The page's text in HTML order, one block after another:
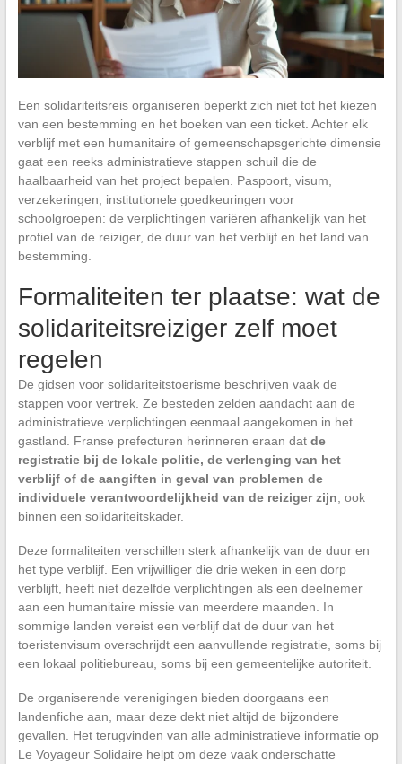
Een solidariteitsreis organiseren beperkt zich niet tot het kiezen
van een bestemming en het boeken van een ticket. Achter elk
verblijf met een humanitaire of gemeenschapsgerichte dimensie
gaat een reeks administratieve stappen schuil die de
haalbaarheid van het project bepalen. Paspoort, visum,
verzekeringen, institutionele goedkeuringen voor
schoolgroepen: de verplichtingen variëren afhankelijk van het
profiel van de reiziger, de duur van het verblijf en het land van
bestemming.
Formaliteiten ter plaatse: wat de
solidariteitsreiziger zelf moet
regelen
De gidsen voor solidariteitstoerisme beschrijven vaak de
stappen voor vertrek. Ze besteden zelden aandacht aan de
administratieve verplichtingen eenmaal aangekomen in het
gastland. Franse prefecturen herinneren eraan dat de
registratie bij de lokale politie, de verlenging van het
verblijf of de aangiften in geval van problemen de
individuele verantwoordelijkheid van de reiziger zijn , ook
binnen een solidariteitskader.
Deze formaliteiten verschillen sterk afhankelijk van de duur en
het type verblijf. Een vrijwilliger die drie weken in een dorp
verblijft, heeft niet dezelfde verplichtingen als een deelnemer
aan een humanitaire missie van meerdere maanden. In
sommige landen vereist een verblijf dat de duur van het
toeristenvisum overschrijdt een aanvullende registratie, soms bij
een lokaal politiebureau, soms bij een gemeentelijke autoriteit.
De organiserende verenigingen bieden doorgaans een
landenfiche aan, maar deze dekt niet altijd de bijzondere
gevallen. Het terugvinden van alle administratieve informatie op
Le Voyageur Solidaire helpt om deze vaak onderschatte